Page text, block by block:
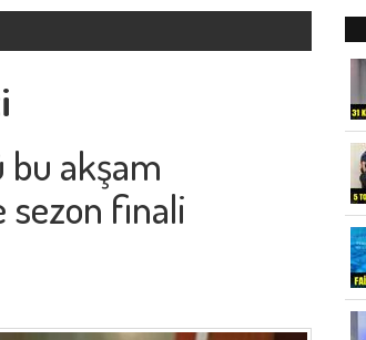
bu akşam
sezon finali